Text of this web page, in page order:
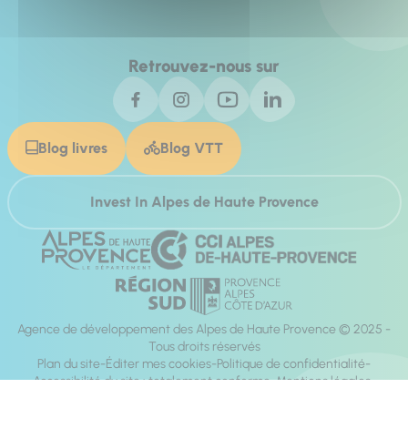
Retrouvez-nous sur
Blog livres Blog VTT
Invest In Alpes de Haute Provence
Agence de développement des Alpes de Haute Provence © 2025 -
Tous droits réservés
Plan du site Éditer mes cookies Politique de confidentialité
Accessibilité du site : totalement conforme Mentions légales